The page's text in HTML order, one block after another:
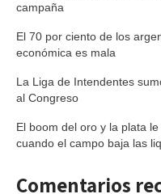
campaña
El 70 por ciento de los
económica es mala
La Liga de Intendentes
al Congreso
El boom del oro y la plata
cuando el campo baja las
Comentarios